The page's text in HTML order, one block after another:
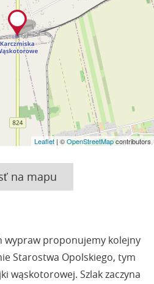
Leaflet| ©OpenStreetMapcontributors
na mapu
wypraw proponujemy kolejny
Starostwa Opolskiego, tym
wąskotorowej. Szlak zaczyna